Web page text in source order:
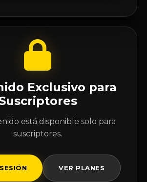
Exclusivo para
está disponible solo para
suscriptores.
VER PLANES